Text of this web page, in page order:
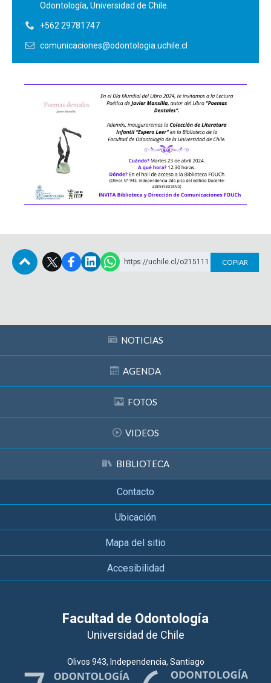
Odontología, Universidad de Chile.
+562 29781747
comunicaciones@odontologia.uchile.cl
https://uchile.cl/o215111 COPIAR
NOTICIAS
AGENDA
FOTOS
VIDEOS
BIBLIOTECA
Contacto
Ubicación
Mapa del sitio
Accesibilidad
Facultad de Odontología
Universidad de Chile
Olivos 943, Independencia, Santiago